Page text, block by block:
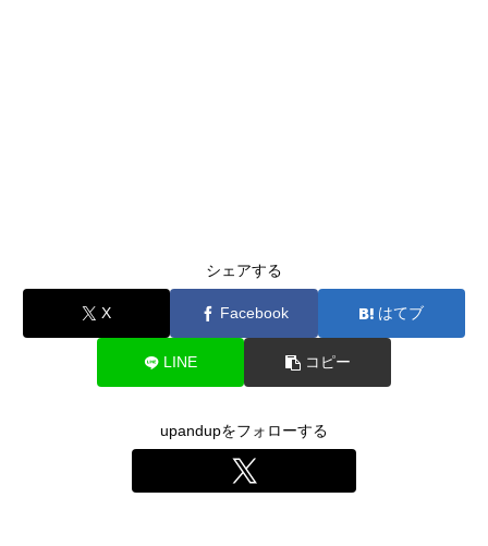
シェアする
X Facebook はてブ
LINE コピー
upandupをフォローする